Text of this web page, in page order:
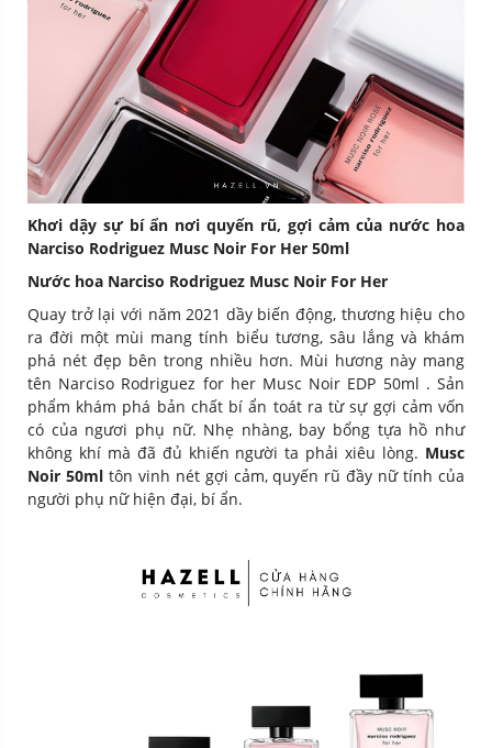
Khơi dậy sự bí ẩn nơi quyến rũ, gợi cảm của nước hoa
Narciso Rodriguez Musc Noir For Her 50ml
Nước hoa Narciso Rodriguez Musc Noir For Her
Quay trở lại với năm 2021 dầy biến động, thương hiệu cho
ra đời một mùi mang tính biểu tương, sâu lắng và khám
phá nét đẹp bên trong nhiều hơn. Mùi hương này mang
tên Narciso Rodriguez for her Musc Noir EDP 50ml . Sản
phẩm khám phá bản chất bí ẩn toát ra từ sự gợi cảm vốn
có của ngươi phụ nữ. Nhẹ nhàng, bay bổng tựa hồ như
không khí mà đã đủ khiến người ta phải xiêu lòng. Musc
Noir 50mltôn vinh nét gợi cảm, quyến rũ đầy nữ tính của
người phụ nữ hiện đại, bí ẩn.